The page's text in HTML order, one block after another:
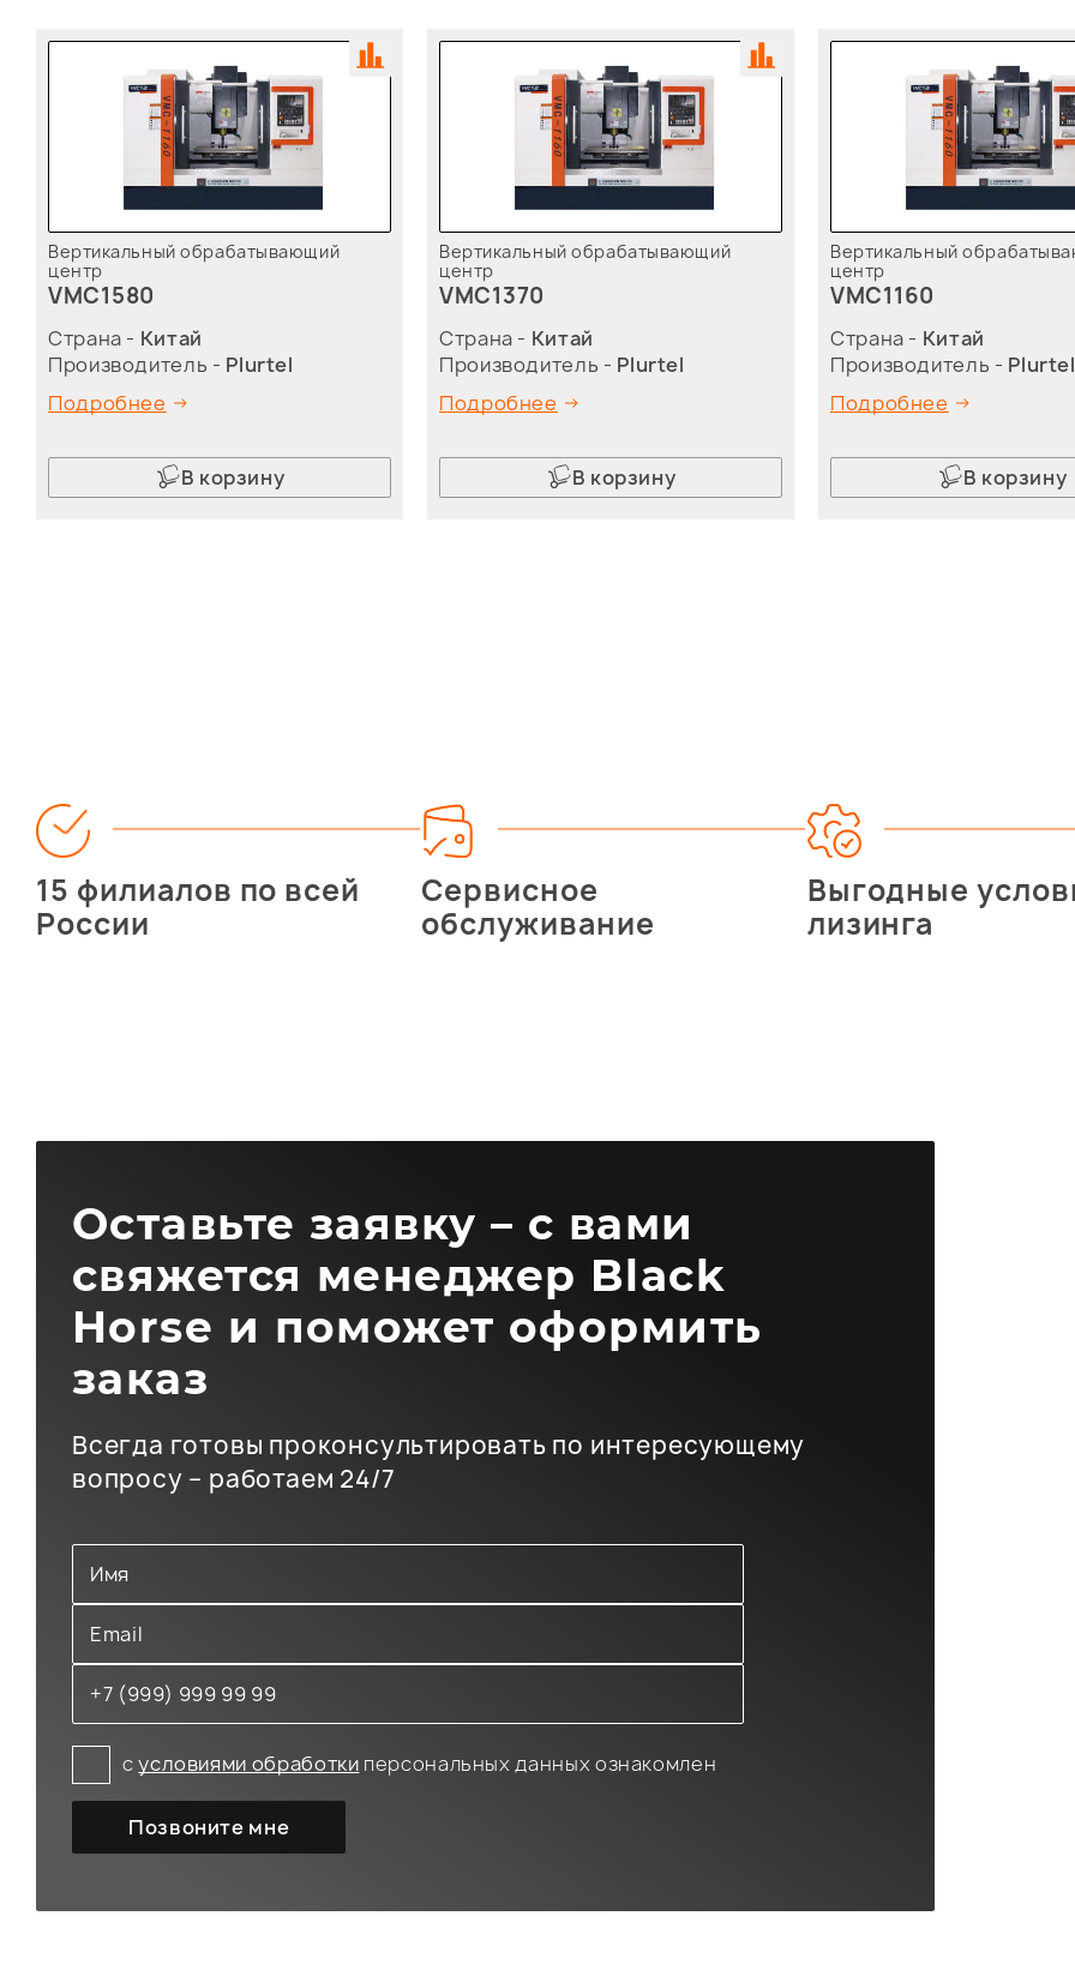
Вертикальный обрабатывающий
центр
VMC1580
Страна - Китай
Производитель - Plurtel
Подробнее
В корзину
Вертикальный обрабатывающий
центр
VMC1370
Страна - Китай
Производитель - Plurtel
Подробнее
В корзину
Вертикальный
центр
VMC1160
Страна - Китай
Производитель - Plurtel
Подробнее
В корзину
15 филиалов по всей
России
Сервисное
обслуживание
Выгодные
лизинга
Оставьте заявку – с вами
свяжется менеджер Black
Horse и поможет оформить
заказ
Всегда готовы проконсультировать по интересующему
вопросу – работаем 24/7
сусловиями обработки персональных данных ознакомлен